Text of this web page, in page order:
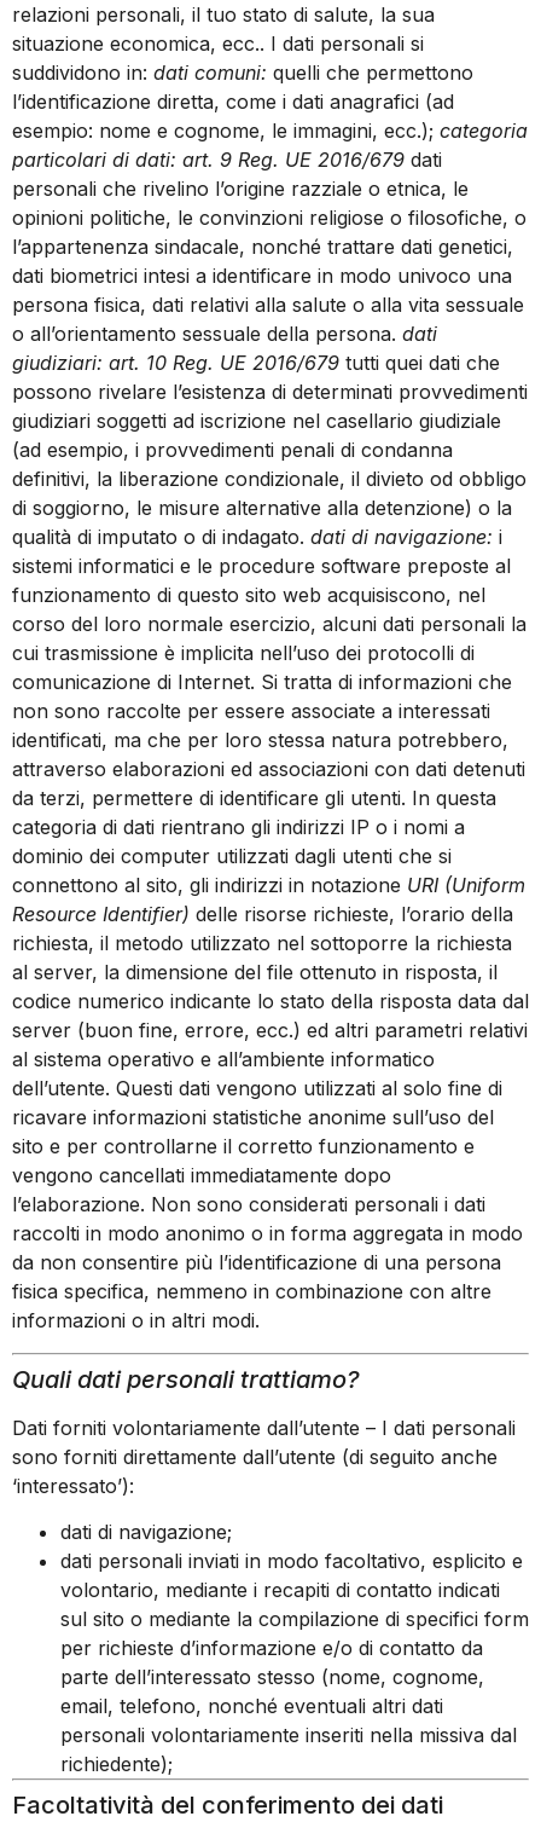
relazioni personali, il tuo stato di salute, la sua
situazione economica, ecc.. I dati personali si
suddividono in: dati comuni: quelli che permettono
l’identificazione diretta, come i dati anagrafici (ad
esempio: nome e cognome, le immagini, ecc.); categoria
particolari di dati: art. 9 Reg. UE 2016/679 dati
personali che rivelino l’origine razziale o etnica, le
opinioni politiche, le convinzioni religiose o filosofiche, o
l’appartenenza sindacale, nonché trattare dati genetici,
dati biometrici intesi a identificare in modo univoco una
persona fisica, dati relativi alla salute o alla vita sessuale
o all’orientamento sessuale della persona. dati
giudiziari: art. 10 Reg. UE 2016/679 tutti quei dati che
possono rivelare l’esistenza di determinati provvedimenti
giudiziari soggetti ad iscrizione nel casellario giudiziale
(ad esempio, i provvedimenti penali di condanna
definitivi, la liberazione condizionale, il divieto od obbligo
di soggiorno, le misure alternative alla detenzione) o la
qualità di imputato o di indagato. dati di navigazione: i
sistemi informatici e le procedure software preposte al
funzionamento di questo sito web acquisiscono, nel
corso del loro normale esercizio, alcuni dati personali la
cui trasmissione è implicita nell’uso dei protocolli di
comunicazione di Internet. Si tratta di informazioni che
non sono raccolte per essere associate a interessati
identificati, ma che per loro stessa natura potrebbero,
attraverso elaborazioni ed associazioni con dati detenuti
da terzi, permettere di identificare gli utenti. In questa
categoria di dati rientrano gli indirizzi IP o i nomi a
dominio dei computer utilizzati dagli utenti che si
connettono al sito, gli indirizzi in notazione URI (Uniform
Resource Identifier) delle risorse richieste, l’orario della
richiesta, il metodo utilizzato nel sottoporre la richiesta
al server, la dimensione del file ottenuto in risposta, il
codice numerico indicante lo stato della risposta data dal
server (buon fine, errore, ecc.) ed altri parametri relativi
al sistema operativo e all’ambiente informatico
dell’utente. Questi dati vengono utilizzati al solo fine di
ricavare informazioni statistiche anonime sull’uso del
sito e per controllarne il corretto funzionamento e
vengono cancellati immediatamente dopo
l’elaborazione. Non sono considerati personali i dati
raccolti in modo anonimo o in forma aggregata in modo
da non consentire più l’identificazione di una persona
fisica specifica, nemmeno in combinazione con altre
informazioni o in altri modi.
Quali dati personali trattiamo?
Dati forniti volontariamente dall’utente – I dati personali
sono forniti direttamente dall’utente (di seguito anche
‘interessato’):
dati di navigazione;
dati personali inviati in modo facoltativo, esplicito e
volontario, mediante i recapiti di contatto indicati
sul sito o mediante la compilazione di specifici form
per richieste d’informazione e/o di contatto da
parte dell’interessato stesso (nome, cognome,
email, telefono, nonché eventuali altri dati
personali volontariamente inseriti nella missiva dal
richiedente);
Facoltatività del conferimento dei dati